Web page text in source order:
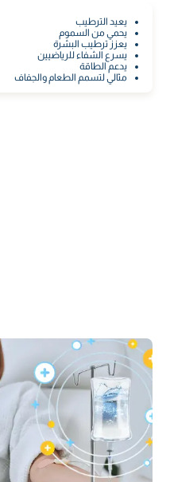
يعيد الترطيب
يحمي من السموم
يعزز ترطيب البشرة
يسرع الشفاء للرياضيين
يدعم الطاقة
مثالي لتسمم الطعام والجفاف